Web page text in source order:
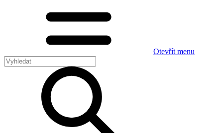
Otevřít menu